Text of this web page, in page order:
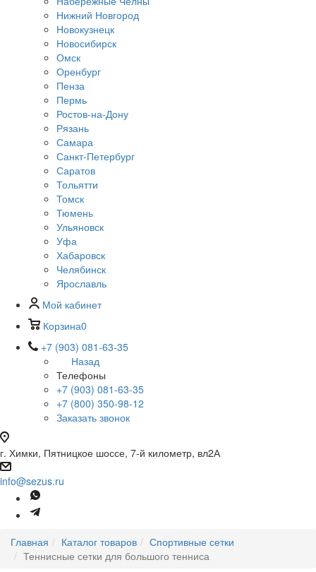
Нижний Новгород
Новокузнецк
Новосибирск
Омск
Оренбург
Пенза
Пермь
Ростов-на-Дону
Рязань
Самара
Санкт-Петербург
Саратов
Тольятти
Томск
Тюмень
Ульяновск
Уфа
Хабаровск
Челябинск
Ярославль
Мой кабинет
Корзина0
+7 (903) 081-63-35
Назад
Телефоны
+7 (903) 081-63-35
+7 (800) 350-98-12
Заказать звонок
г. Химки, Пятницкое шоссе, 7-й километр, вл2А
info@sezus.ru
Главная Каталог товаров
Спортивные сетки
Теннисные сетки для большого тенниса